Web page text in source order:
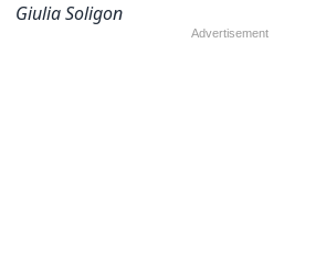
Giulia Soligon